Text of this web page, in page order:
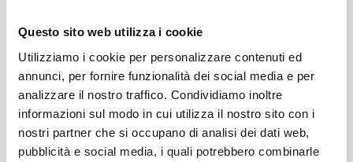
Questo sito web utilizza i cookie
Utilizziamo i cookie per personalizzare contenuti ed
annunci, per fornire funzionalità dei social media e per
analizzare il nostro traffico. Condividiamo inoltre
informazioni sul modo in cui utilizza il nostro sito con i
nostri partner che si occupano di analisi dei dati web,
pubblicità e social media, i quali potrebbero combinarle
Quantità per imballo (ordine minimo 1 collo):5508
Cod.: TGL008
Please select the address you want to ship to